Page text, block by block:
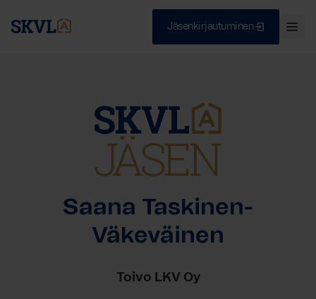
Jäsenkirjautuminen
Saana Taskinen-
Väkeväinen
Toivo LKV Oy